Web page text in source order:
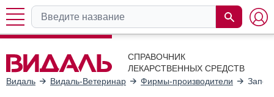
СПРАВОЧНИК
ЛЕКАРСТВЕННЫХ СРЕДСТВ
Видаль
Видаль-Ветеринар Фирмы-производители